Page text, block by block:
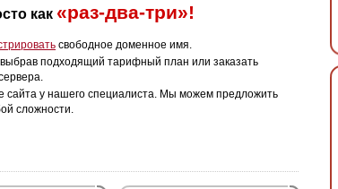
как «раз-два-три»!
свободное доменное имя.
выбрав подходящий тарифный план или заказать
сайта у нашего специалиста. Мы можем предложить
сложности.